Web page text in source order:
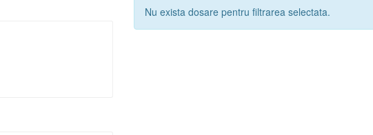
Nu exista dosare pentru filtrarea selectata.